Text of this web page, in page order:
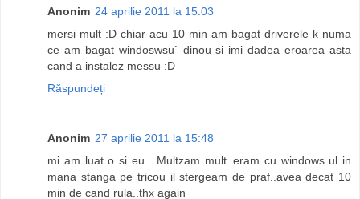
Anonim 24 aprilie 2011 la 15:03
mersi mult :D chiar acu 10 min am bagat driverele k numa
ce am bagat windoswsu` dinou si imi dadea eroarea asta
cand a instalez messu :D
Răspundeți
Anonim 27 aprilie 2011 la 15:48
mi am luat o si eu . Multzam mult..eram cu windows ul in
mana stanga pe tricou il stergeam de praf..avea decat 10
min de cand rula..thx again